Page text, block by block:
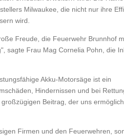
Milwaukee, die nicht nur ihre
wird.
Freude, die Feuerwehr Brunnhof
sagte Frau Mag Cornelia Pohn, die
Akku-Motorsäge ist ein
Hindernissen und bei
Beitrag, der uns
Firmen und den Feuerwehren,